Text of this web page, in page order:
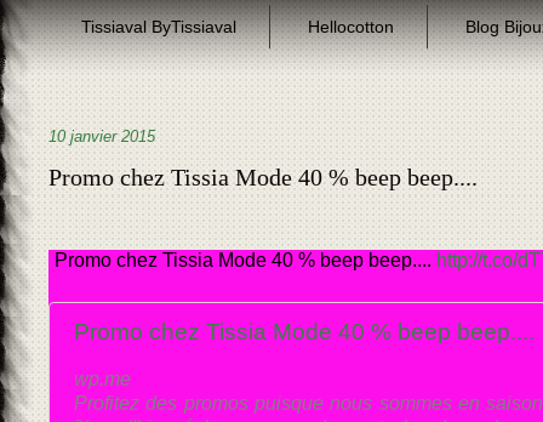
Tissiaval ByTissiaval Hellocotton Blog
10 janvier 2015
Promo chez Tissia Mode 40 % beep beep....
Promo chez Tissia Mode 40 % beep beep.... http://t.co/
Promo chez Tissia Mode 40 % beep beep....
wp.me
Profitez des promos puisque nous sommes en